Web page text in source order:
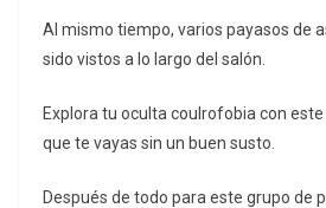
Al mismo tiempo, varios payasos de
sido vistos a lo largo del salón.
Explora tu oculta coulrofobia con
que te vayas sin un buen susto.
Después de todo para este grupo de